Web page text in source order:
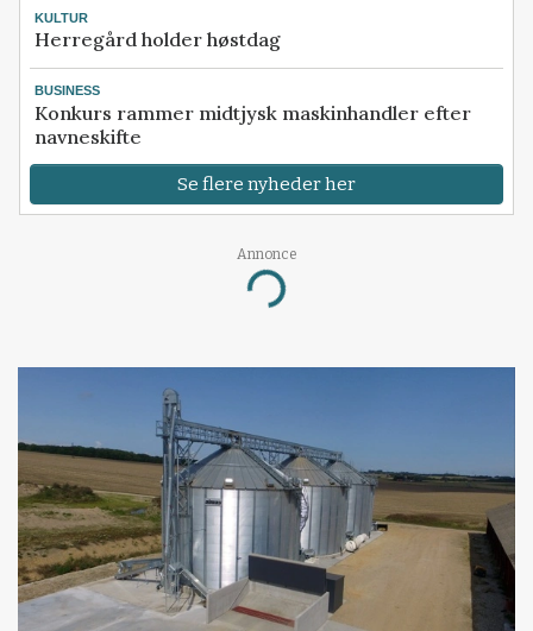
KULTUR
Herregård holder høstdag
BUSINESS
Konkurs rammer midtjysk maskinhandler efter
navneskifte
Se flere nyheder her
Annonce
Loading...